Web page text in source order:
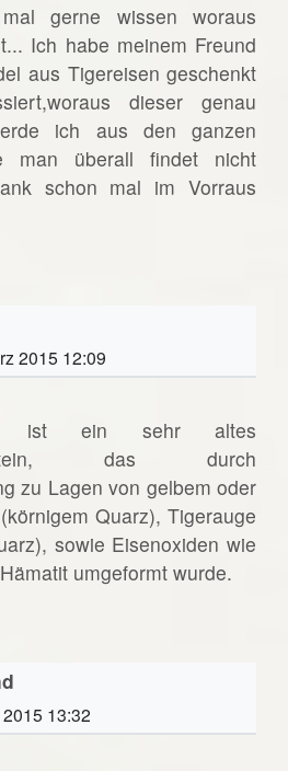
gerne wissen woraus
Ich habe meinem Freund
aus Tigereisen geschenkt
dieser genau
ich aus den ganzen
man überall findet nicht
schon mal im Vorraus
2015 12:09
ist ein sehr altes
das durch
zu Lagen von gelbem oder
Quarz), Tigerauge
sowie Eisenoxiden wie
umgeformt wurde.
13:32